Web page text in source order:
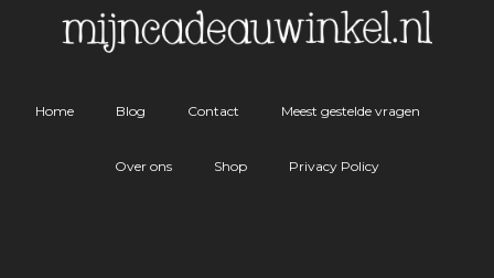
Home Blog Contact Meest gestelde vragen
Over ons Shop Privacy Policy